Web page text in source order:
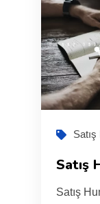
Satış
Satış